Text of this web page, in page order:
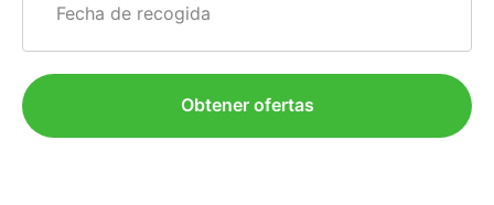
Fecha de recogida
Obtener ofertas